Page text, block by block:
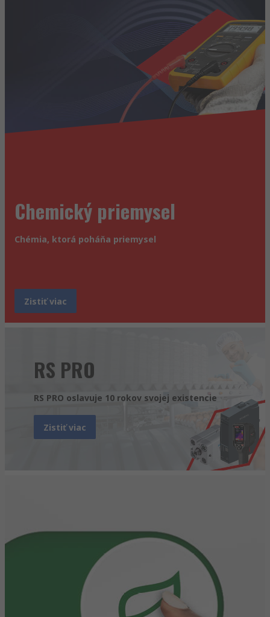
Chemický priemysel
Chémia, ktorá poháňa priemysel
Zistiť viac
RS PRO
RS PRO oslavuje 10 rokov svojej existencie
Zistiť viac